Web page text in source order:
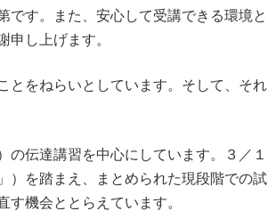
です。また、安心して受講できる環境と
し上げます。
とをねらいとしています。そして、それ
伝達講習を中心にしています。３／１
）を踏まえ、まとめられた現段階での試
機会ととらえています。